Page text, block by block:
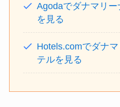
Agodaでダナマリ
を見る
Hotels.comでダナ
テルを見る